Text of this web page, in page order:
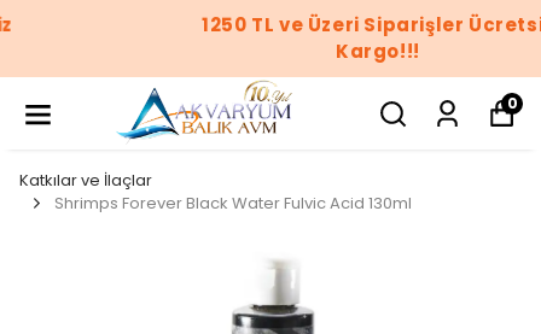
1250 TL ve Üzeri Siparişler Ücretsiz
0
Katkılar ve İlaçlar
Shrimps Forever Black Water Fulvic Acid 130ml